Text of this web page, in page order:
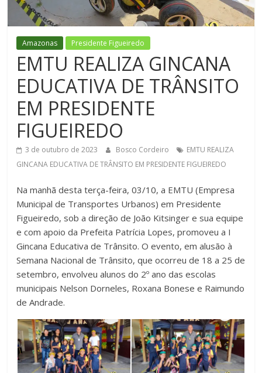
Figueiredo
Amazonas Presidente Figueiredo
EMTU REALIZA GINCANA
EDUCATIVA DE TRÂNSITO
EM PRESIDENTE
FIGUEIREDO
3 de outubro de 2023 Bosco Cordeiro
EMTU REALIZA
GINCANA EDUCATIVA DE TRÂNSITO EM PRESIDENTE FIGUEIREDO
Na manhã desta terça-feira, 03/10, a EMTU (Empresa
Municipal de Transportes Urbanos) em Presidente
Figueiredo, sob a direção de João Kitsinger e sua equipe
e com apoio da Prefeita Patrícia Lopes, promoveu a I
Gincana Educativa de Trânsito. O evento, em alusão à
Semana Nacional de Trânsito, que ocorreu de 18 a 25 de
setembro, envolveu alunos do 2º ano das escolas
municipais Nelson Dorneles, Roxana Bonese e Raimundo
de Andrade.